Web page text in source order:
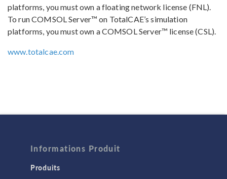
platforms, you must own a floating network license (FNL).
To run COMSOL Server™ on TotalCAE’s simulation
platforms, you must own a COMSOL Server™ license (CSL).
www.totalcae.com
Informations Produit
Produits